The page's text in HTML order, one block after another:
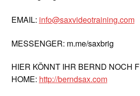
EMAIL: info@saxvideotraining.com
MESSENGER: m.me/saxbrig
HIER KÖNNT IHR BERND NOCH
HOME: http://berndsax.com